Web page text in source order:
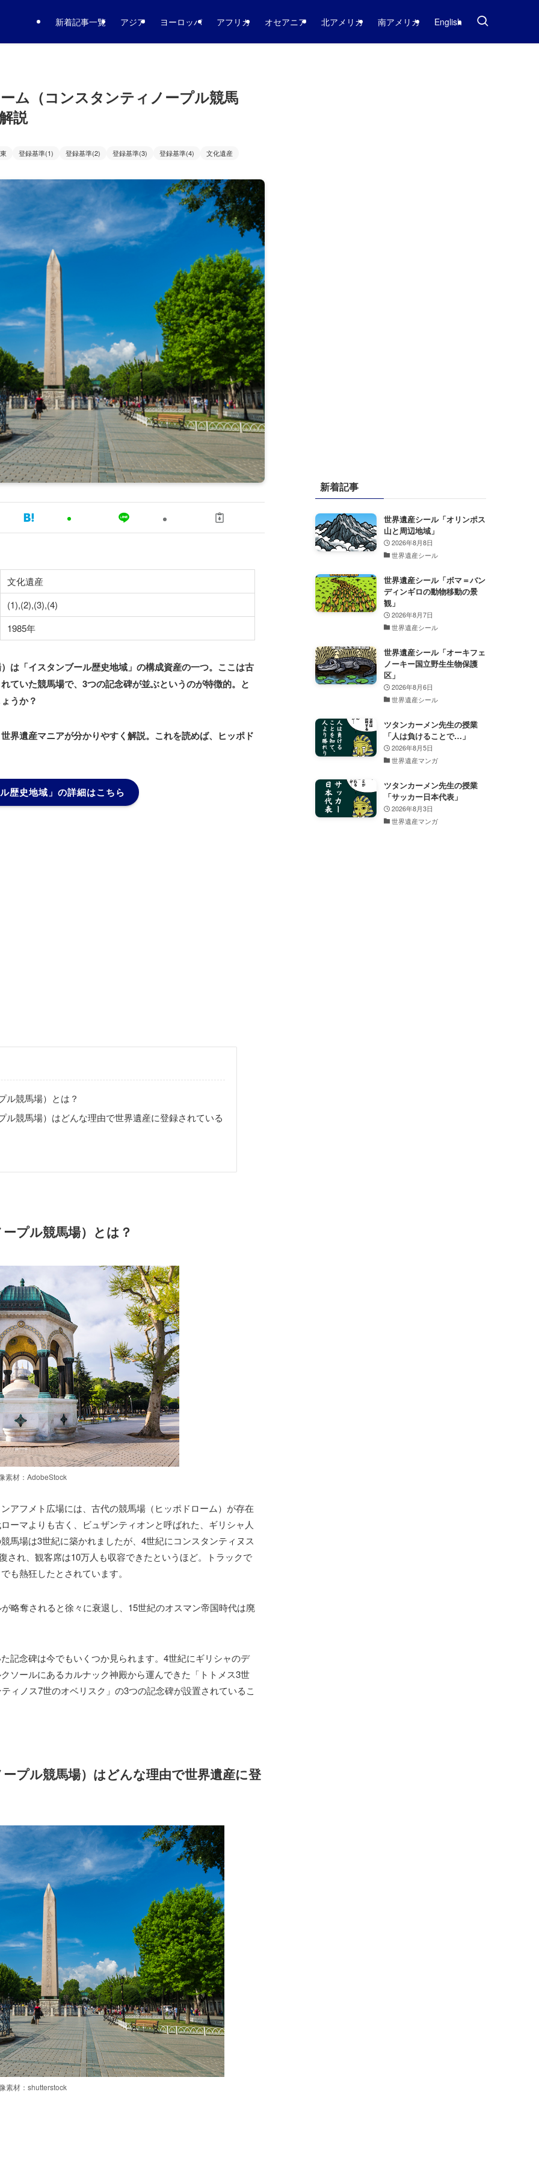
新着記事一覧 アジア ヨーロッパ アフリカ オセアニア 北アメリカ 南アメリカ English
ム（コンスタンティノープル競馬
説
登録基準(1) 登録基準(2) 登録基準(3) 登録基準(4) 文化遺産
文化遺産
(1),(2),(3),(4)
1985年
は「イスタンブール歴史地域」の構成資産の一つ。ここは古
ていた競馬場で、3つの記念碑が並ぶというのが特徴的。と
うか？
界遺産マニアが分かりやすく解説。これを読めば、ヒッポド
歴史地域」 の詳細はこちら
ル競馬場）とは？
競馬場）はどんな理由で世界遺産に登録されている
プル競馬場）とは？
素材：AdobeStock
アフメト広場には、古代の競馬場（ヒッポドローム）が存在
ーマよりも古く、ビュザンティオンと呼ばれた、ギリシャ人
馬場は3世紀に築かれましたが、4世紀にコンスタンティヌス
され、観客席は10万人も収容できたというほど。トラックで
も熱狂したとされています。
略奪されると徐々に衰退し、15世紀のオスマン帝国時代は廃
記念碑は今でもいくつか見られます。4世紀にギリシャのデ
ソールにあるカルナック神殿から運んできた「トトメス3世
ィノス7世のオベリスク」の3つの記念碑が設置されているこ
プル競馬場）はどんな理由で世界遺産に登
素材：shutterstock
新着記事
世界遺産シール「オリンポス
山と周辺地域」
2026年8月8日
世界遺産シール
世界遺産シール「ボマ＝バン
ディンギロの動物移動の景
観」
2026年8月7日
世界遺産シール
世界遺産シール「オーキフェ
ノーキー国立野生生物保護
区」
2026年8月6日
世界遺産シール
ツタンカーメン先生の授業
「人は負けることで…」
2026年8月5日
世界遺産マンガ
ツタンカーメン先生の授業
「サッカー日本代表」
2026年8月3日
世界遺産マンガ